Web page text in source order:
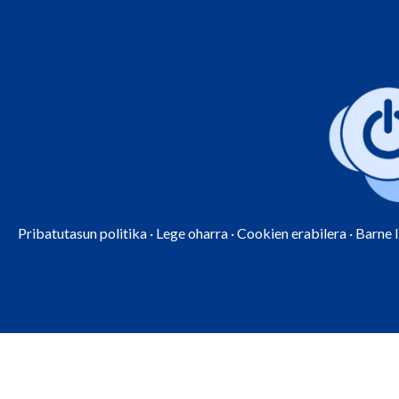
Pribatutasun politika · Lege oharra ·Cookien erabilera · Barne